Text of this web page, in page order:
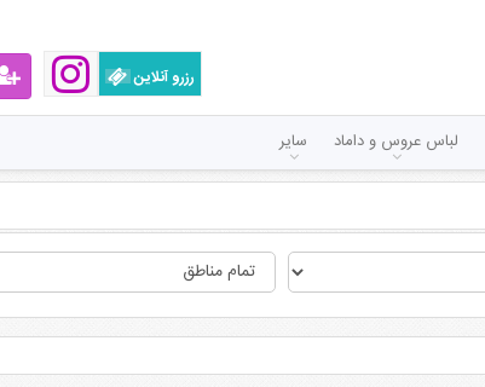
رزرو آنلاین
لباس عروس و داماد سایر